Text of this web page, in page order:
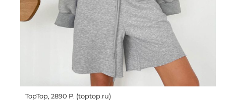
TopTop, 2890 P. (toptop.ru)